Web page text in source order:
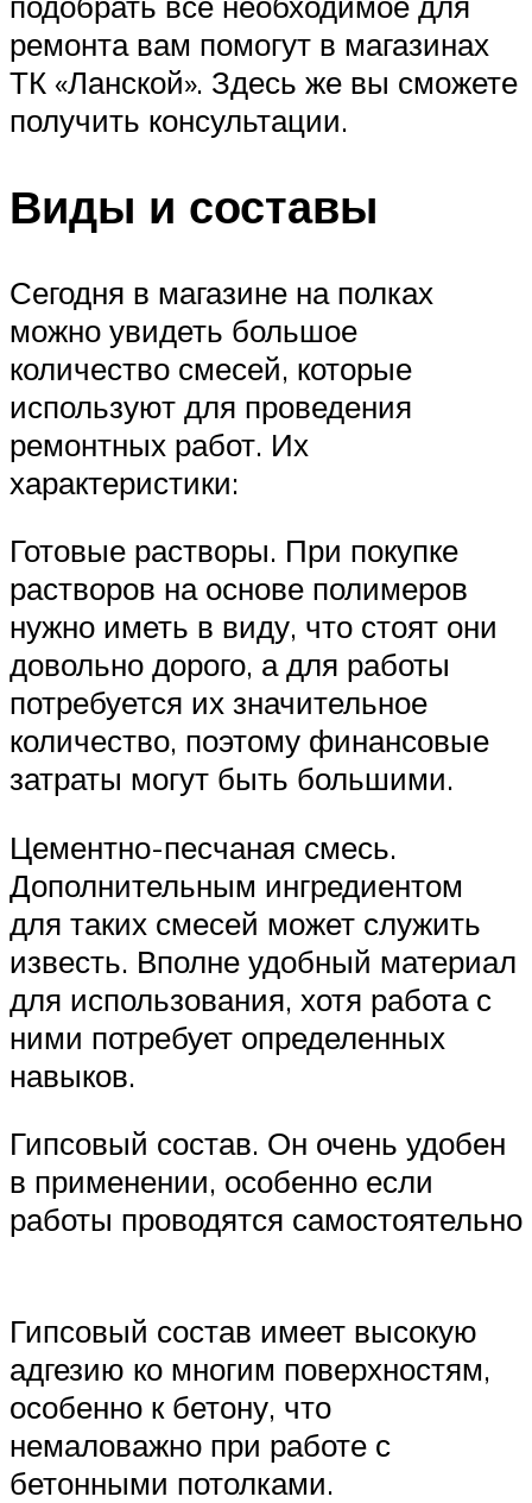
ремонта вам помогут в магазинах
ТК «Ланской». Здесь же вы сможете
получить консультации.
Виды и составы
Сегодня в магазине на полках
можно увидеть большое
количество смесей, которые
используют для проведения
ремонтных работ. Их
характеристики:
Готовые растворы. При покупке
растворов на основе полимеров
нужно иметь в виду, что стоят они
довольно дорого, а для работы
потребуется их значительное
количество, поэтому финансовые
затраты могут быть большими.
Цементно-песчаная смесь.
Дополнительным ингредиентом
для таких смесей может служить
известь. Вполне удобный материал
для использования, хотя работа с
ними потребует определенных
навыков.
Гипсовый состав. Он очень удобен
в применении, особенно если
работы проводятся самостоятельно
Гипсовый состав имеет высокую
адгезию ко многим поверхностям,
особенно к бетону, что
немаловажно при работе с
бетонными потолками.